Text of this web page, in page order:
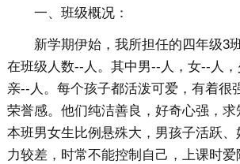
一、班级概况：
新学期伊始，我所担任的四年级3
在班级人数--人。其中男--人，女--人
亲--人。每个孩子都活泼可爱，有着很
荣誉感。他们纯洁善良，好奇心强，
本班男女生比例悬殊大，男孩子活跃
力较差，时常不能控制自己，上课时